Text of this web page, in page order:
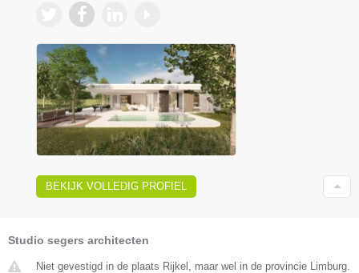
BEKIJK VOLLEDIG PROFIEL
Studio segers architecten
Niet gevestigd in de plaats Rijkel, maar wel in de provincie Limburg.